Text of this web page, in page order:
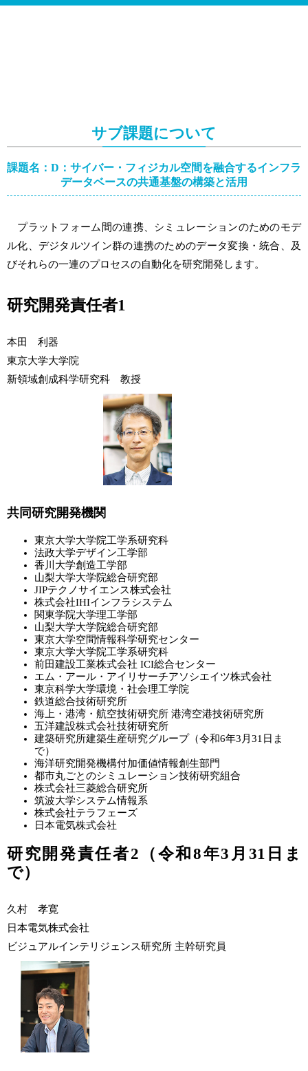
サブ課題について
課題名：D：サイバー・フィジカル空間を融合するインフラ
データベースの共通基盤の構築と活用
プラットフォーム間の連携、シミュレーションのためのモデ
ル化、デジタルツイン群の連携のためのデータ変換・統合、及
びそれらの一連のプロセスの自動化を研究開発します。
研究開発責任者1
本田 利器
東京大学大学院
新領域創成科学研究科 教授
共同研究開発機関
東京大学大学院工学系研究科
法政大学デザイン工学部
香川大学創造工学部
山梨大学大学院総合研究部
JIPテクノサイエンス株式会社
株式会社IHIインフラシステム
関東学院大学理工学部
山梨大学大学院総合研究部
東京大学空間情報科学研究センター
東京大学大学院工学系研究科
前田建設工業株式会社 ICI総合センター
エム・アール・アイリサーチアソシエイツ株式会社
東京科学大学環境・社会理工学院
鉄道総合技術研究所
海上・港湾・航空技術研究所 港湾空港技術研究所
五洋建設株式会社技術研究所
建築研究所建築生産研究グループ（令和6年3月31日ま
で）
海洋研究開発機構付加価値情報創生部門
都市丸ごとのシミュレーション技術研究組合
株式会社三菱総合研究所
筑波大学システム情報系
株式会社テラフェーズ
日本電気株式会社
研究開発責任者2（令和8年3月31日ま
で）
久村 孝寛
日本電気株式会社
ビジュアルインテリジェンス研究所 主幹研究員